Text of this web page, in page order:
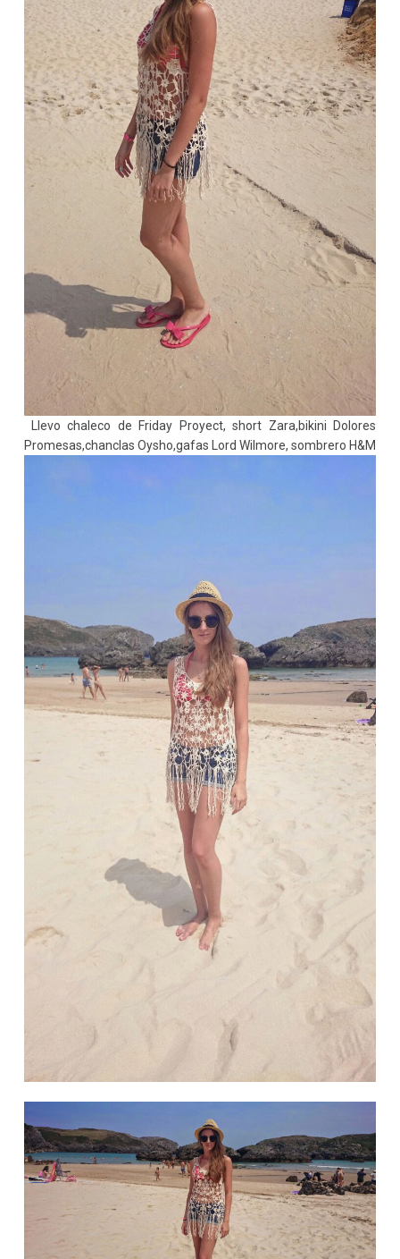
Llevo chaleco de Friday Proyect, short Zara,bikini Dolores
Promesas,chanclas Oysho,gafas Lord Wilmore, sombrero H&M